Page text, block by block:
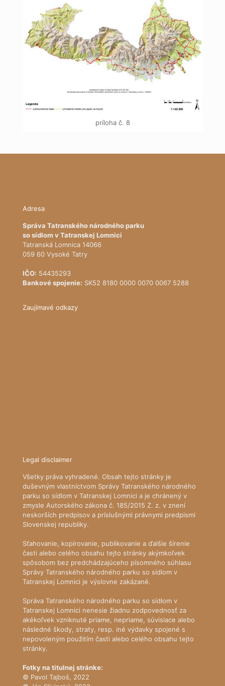
príloha č. 8
Adresa
Správa Tatranského národného parku
so sídlom v Tatranskej Lomnici
Tatranská Lomnica 14066
059 60 Vysoké Tatry
IČO: 54435293
Bankové spojenie: SK52 8180 0000 0070 0067 5288
Zaujímavé odkazy
Legal disclaimer
Všetky práva vyhradené. Obsah tejto stránky je
duševným vlastníctvom Správy Tatranského národného
parku so sídlom v Tatranskej Lomnici a je chránený v
zmysle Autorského zákona č. 185/2015 Z. z. v znení
neskorších predpisov a príslušnými právnymi predpismi
Slovenskej republiky.
Sťahovanie, kopírovanie, publikovanie a ďalšie šírenie
časti alebo celého obsahu tejto stránky akýmkoľvek
spôsobom bez predchádzajúceho písomného súhlasu
Správy Tatranského národného parku so sídlom v
Tatranskej Lomnici je výslovne zakázané.
Správa Tatranského národného parku so sídlom v
Tatranskej Lomnici nenesie žiadnu zodpovednosť za
akékoľvek vzniknuté priame, nepriame, súvisiace alebo
následné škody, straty, resp. iné výdavky spojené s
nepovoleným použitím časti alebo celého obsahu tejto
stránky.
Fotky na titulnej stránke:
© Pavol Tajboš, 2022